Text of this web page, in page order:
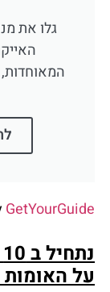
גלו את
המאוחדות,
GetYourGuide
על